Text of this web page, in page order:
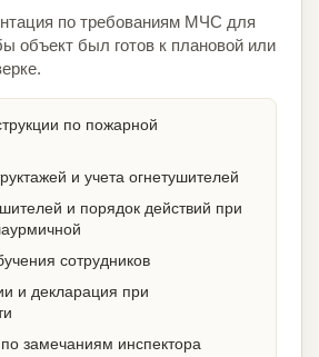
по требованиям МЧС для
объект был готов к плановой или
по пожарной
и учета огнетушителей
и порядок действий при
сотрудников
и декларация при
по замечаниям инспектора